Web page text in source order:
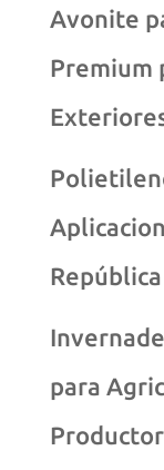
Avonite
Premium
para